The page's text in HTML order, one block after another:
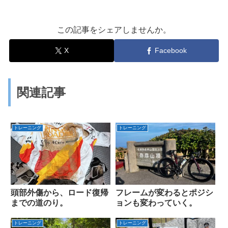
この記事をシェアしませんか。
X Facebook
関連記事
トレーニング
頭部外傷から、ロード復帰
までの道のり。
トレーニング
フレームが変わるとポジシ
ョンも変わっていく。
トレーニング トレーニング